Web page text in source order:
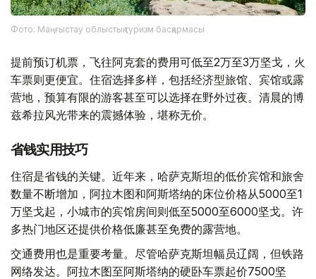
Фото: Маңғыстау облыстық туризм басқармасы
提前预订机票，飞往阿克套的费用可低至2万至3万坚戈，火
车票则更便宜。住宿选择多样，包括经济型旅馆、宾馆或露
营地，预算有限的游客甚至可以选择在野外过夜。清晨的博
兹希拉风光带来的震撼体验，堪称无价。
省钱实用技巧
住宿是省钱的关键。近年来，哈萨克斯坦的低价宾馆和旅舍
数量不断增加，阿拉木图和阿斯塔纳的床位价格从5000至1
万坚戈起，小城市的宾馆房间则低至5000至6000坚戈。许
多热门地区还提供价格低廉甚至免费的露营地。
交通费用也是重要考量。尽管哈萨克斯坦幅员辽阔，但铁路
网络发达。阿拉木图至阿斯塔纳的硬卧车票起价7500坚